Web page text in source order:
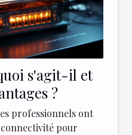
s'agit-il et
?
professionnels ont
pour